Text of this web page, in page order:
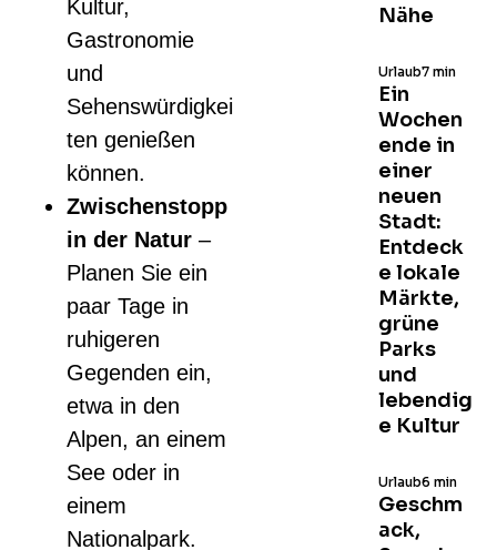
Kultur,
Gastronomie
und
Sehenswürdigkei
ten genießen
können.
Zwischenstopp
in der Natur –
Planen Sie ein
paar Tage in
ruhigeren
Gegenden ein,
etwa in den
Alpen, an einem
See oder in
einem
Nationalpark.
Nähe
Ein
Wochen
ende in
einer
neuen
Stadt:
Entdeck
e lokale
Märkte,
grüne
Parks
und
lebendig
e Kultur
Urlaub7 min
Geschm
ack,
Urlaub6 min